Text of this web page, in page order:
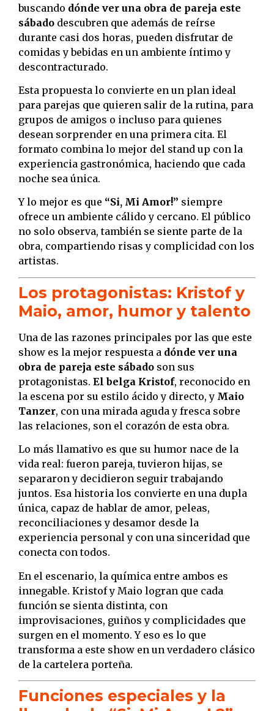
buscando dónde ver una obra de pareja este
sábado descubren que además de reírse
durante casi dos horas, pueden disfrutar de
comidas y bebidas en un ambiente íntimo y
descontracturado.
Esta propuesta lo convierte en un plan ideal
para parejas que quieren salir de la rutina, para
grupos de amigos o incluso para quienes
desean sorprender en una primera cita. El
formato combina lo mejor del stand up con la
experiencia gastronómica, haciendo que cada
noche sea única.
Y lo mejor es que “Si, Mi Amor!” siempre
ofrece un ambiente cálido y cercano. El público
no solo observa, también se siente parte de la
obra, compartiendo risas y complicidad con los
artistas.
Los protagonistas: Kristof y
Maio, amor, humor y talento
Una de las razones principales por las que este
show es la mejor respuesta a dónde ver una
obra de pareja este sábado son sus
protagonistas. El belga Kristof, reconocido en
la escena por su estilo ácido y directo, y Maio
Tanzer, con una mirada aguda y fresca sobre
las relaciones, son el corazón de esta obra.
Lo más llamativo es que su humor nace de la
vida real: fueron pareja, tuvieron hijas, se
separaron y decidieron seguir trabajando
juntos. Esa historia los convierte en una dupla
única, capaz de hablar de amor, peleas,
reconciliaciones y desamor desde la
experiencia personal y con una sinceridad que
conecta con todos.
En el escenario, la química entre ambos es
innegable. Kristof y Maio logran que cada
función se sienta distinta, con
improvisaciones, guiños y complicidades que
surgen en el momento. Y eso es lo que
transforma a este show en un verdadero clásico
de la cartelera porteña.
Funciones especiales y la